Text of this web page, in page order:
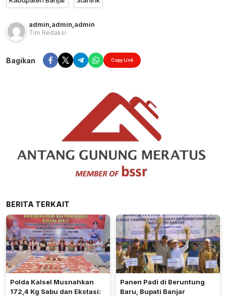
admin admin admin
Tim Redaksi
Bagikan Copy Link
BERITA TERKAIT
Polda Kalsel Musnahkan
172,4 Kg Sabu dan Ekstasi:
Panen Padi di Beruntung
Baru, Bupati Banjar